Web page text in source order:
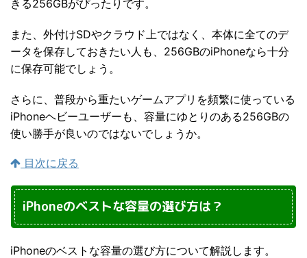
きる256GBがぴったりです。
また、外付けSDやクラウド上ではなく、本体に全てのデ
ータを保存しておきたい人も、256GBのiPhoneなら十分
に保存可能でしょう。
さらに、普段から重たいゲームアプリを頻繁に使っている
iPhoneヘビーユーザーも、容量にゆとりのある256GBの
使い勝手が良いのではないでしょうか。
目次に戻る
iPhoneのベストな容量の選び方は？
iPhoneのベストな容量の選び方について解説します。